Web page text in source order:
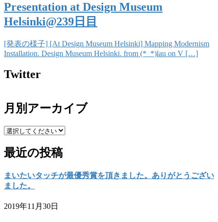
Presentation at Design Museum
Helsinki@239日目
[発表の様子] [At Design Museum Helsinki] Mapping Modernism
Installation. Design Museum Helsinki. from (*_*)lau on V […]
Twitter
月別アーカイブ
最近の投稿
まいたいタッチが最優秀賞を頂きました。ありがとうござい
ました。
2019年11月30日